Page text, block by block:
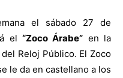
el sábado 27 de
el “Zoco Árabe” en la
Reloj Público. El Zoco
le da en castellano a los